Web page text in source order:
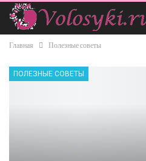
Главная Полезные советы
ПОЛЕЗНЫЕ СОВЕТЫ